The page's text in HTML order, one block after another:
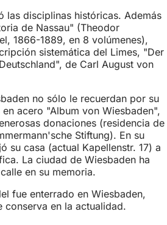
las disciplinas históricas. Además
de Nassau" (Theodor
1866-1889, en 8 volúmenes),
sistemática del Limes, "Der
de Carl August von
no sólo le recuerdan por su
acero "Album von Wiesbaden",
donaciones (residencia de
Stiftung). En su
su casa (actual Kapellenstr. 17) a
La ciudad de Wiesbaden ha
en su memoria.
fue enterrado en Wiesbaden,
conserva en la actualidad.